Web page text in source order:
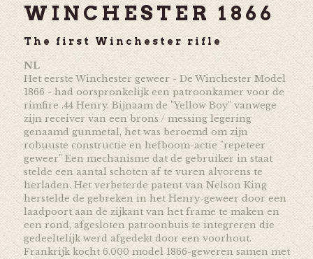
WINCHESTER 1866
The first Winchester rifle
NL
Het eerste Winchester geweer - De Winchester Model
1866 - had oorspronkelijk een patroonkamer voor de
rimfire .44 Henry. Bijnaam de "Yellow Boy" vanwege
zijn receiver van een brons / messing legering
genaamd gunmetal, het was beroemd om zijn
robuuste constructie en hefboom-actie "repeteer
geweer" Een mechanisme dat de gebruiker in staat
stelde een aantal schoten af te vuren alvorens te
herladen. Het verbeterde patent van Nelson King
herstelde de gebreken in het Henry-geweer door een
laadpoort aan de zijkant van het frame te maken en
een rond, afgesloten patroonbuis te integreren die
gedeeltelijk werd afgedekt door een voorhout.
Frankrijk kocht 6.000 model 1866-geweren samen met